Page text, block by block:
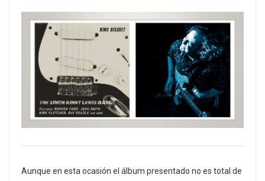
Aunque en esta ocasión el álbum presentado no es total de